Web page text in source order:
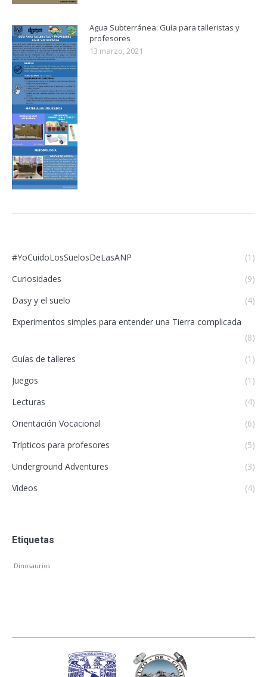
Agua Subterránea: Guía para talleristas y
profesores
13 marzo, 2021
#YoCuidoLosSuelosDeLasANP
(1)
Curiosidades
(9)
Dasy y el suelo
(4)
Experimentos simples para entender una Tierra complicada
(8)
Guías de talleres
(1)
Juegos
(1)
Lecturas
(4)
Orientación Vocacional
(6)
Trípticos para profesores
(5)
Underground Adventures
(3)
Videos
(4)
Etiquetas
Dinosaurios